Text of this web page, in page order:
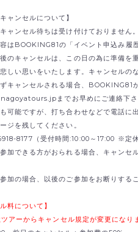
ャンセルについて】
ャンセル待ちは受け付けておりません。
はBOOKING81の「イベント申込み履
のキャンセルは、この日の為に準備を
しい思いをいたします。キャンセルの
キャンセルされる場合、BOOKING81
までお早めにご連絡下さ
可能ですが、打ち合わせなどで電話に
ジを残してください。
8177（受付時間:10:00～17:00 ※定休
加できる方がおられる場合、キャンセ
加の場合、以後のご参加をお断りする
料について】
アーからキャンセル規定が変更になり